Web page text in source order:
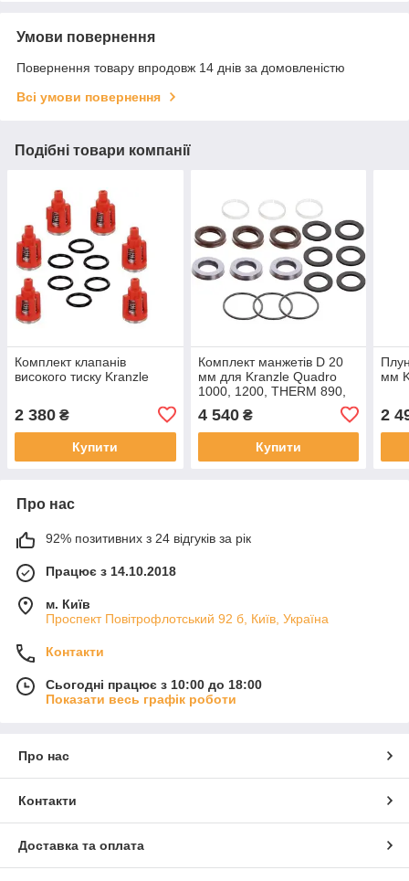
Умови повернення
Повернення товару впродовж 14 днів за домовленістю
Всі умови повернення
Подібні товари компанії
Комплект клапанів
високого тиску Kranzle
2 380 ₴
Купити
Комплект манжетів D 20
мм для Kranzle Quadro
1000, 1200, THERM 890,
4 540₴
Купити
мм
2
Про нас
92% позитивних з 24 відгуків за рік
Працює з 14.10.2018
м. Київ
Проспект Повітрофлотський 92 б, Київ, Україна
Контакти
Сьогодні працює з 10:00 до 18:00
Показати весь графік роботи
Про нас
Контакти
Доставка та оплата